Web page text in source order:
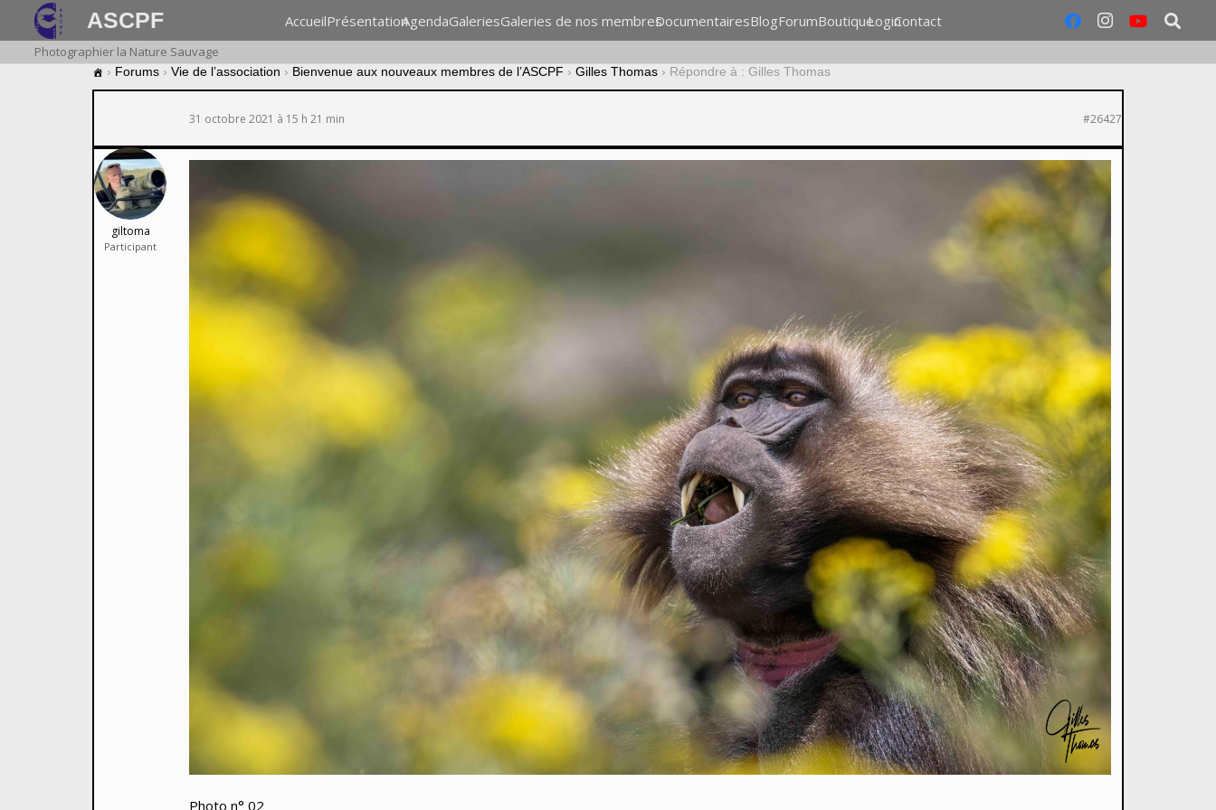
ASCPF AccueilPrésentationAgendaGaleriesGaleries de nos membresDocumentairesBlogForumBoutiqueLoginContact
Photographier la Nature Sauvage
› Forums › Vie de l’association › Bienvenue aux nouveaux membres de l’ASCPF › Gilles Thomas › Répondre à : Gilles Thomas
31 octobre 2021 à 15 h 21 min #26427
giltoma
Participant
Photo n° 02